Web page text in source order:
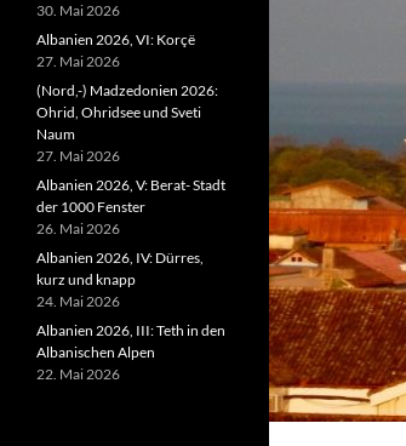
30. Mai 2026
Albanien 2026, VI: Korçë
27. Mai 2026
(Nord,-) Madzedonien 2026:
Ohrid, Ohridsee und Sveti
Naum
27. Mai 2026
Albanien 2026, V: Berat- Stadt
der 1000 Fenster
26. Mai 2026
Albanien 2026, IV: Dürres,
kurz und knapp
24. Mai 2026
Albanien 2026, III: Teth in den
Albanischen Alpen
22. Mai 2026